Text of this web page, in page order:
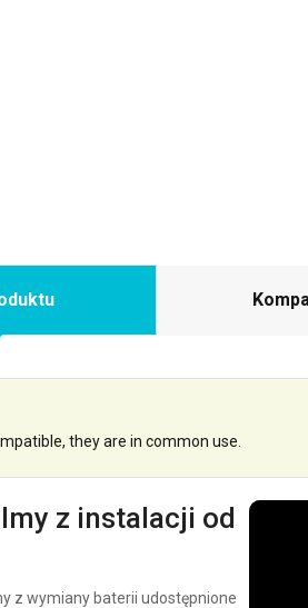
they are in common use.
z instalacji od
z wymiany baterii udostępnione